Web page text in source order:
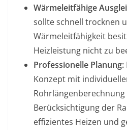
Wärmeleitfähige
sollte schnell trocknen
Wärmeleitfähigkeit
Heizleistung nicht zu
Professionelle Planung:
Konzept mit
Rohrlängenberechnung
Berücksichtigung der
effizientes Heizen und